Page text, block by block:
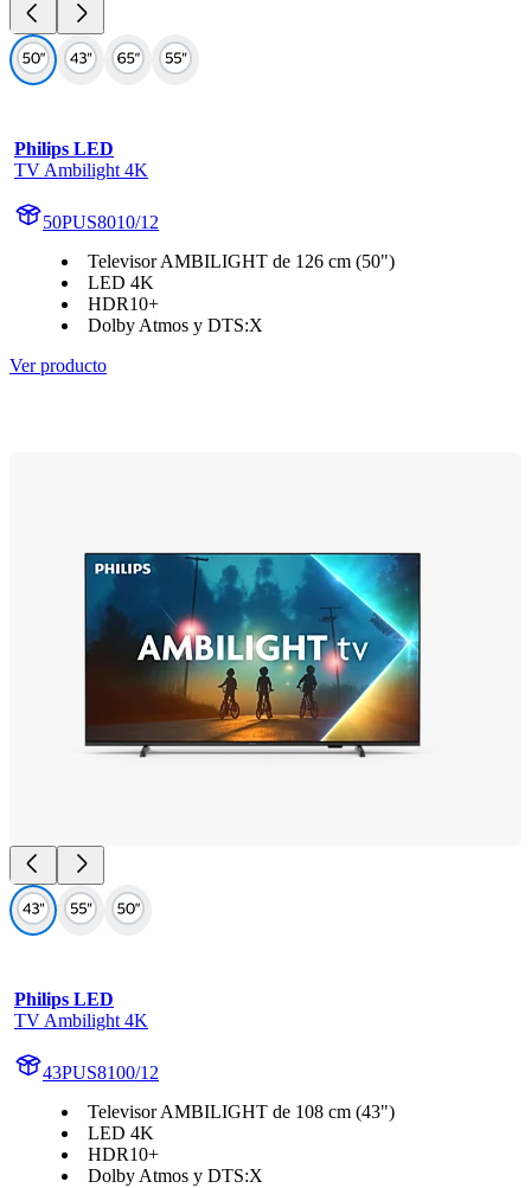
Philips LED
TV Ambilight 4K
50PUS8010/12
Televisor AMBILIGHT de 126 cm (50")
LED 4K
HDR10+
Dolby Atmos y DTS:X
Ver producto
Philips LED
TV Ambilight 4K
43PUS8100/12
Televisor AMBILIGHT de 108 cm (43")
LED 4K
HDR10+
Dolby Atmos y DTS:X